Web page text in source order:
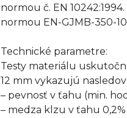
normou č. EN
normou EN-GJMB-350-
Technické parametre:
Testy materiálu
12 mm vykazujú
– pevnosť v ťahu (min.
– medza klzu v ťahu